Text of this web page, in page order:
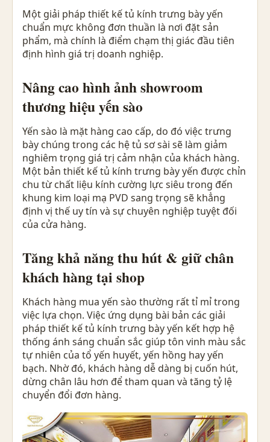
Một giải pháp thiết kế tủ kính trưng bày yến
chuẩn mực không đơn thuần là nơi đặt sản
phẩm, mà chính là điểm chạm thị giác đầu tiên
định hình giá trị doanh nghiệp.
Nâng cao hình ảnh showroom
thương hiệu yến sào
Yến sào là mặt hàng cao cấp, do đó việc trưng
bày chúng trong các hệ tủ sơ sài sẽ làm giảm
nghiêm trọng giá trị cảm nhận của khách hàng.
Một bản thiết kế tủ kính trưng bày yến được chỉn
chu từ chất liệu kính cường lực siêu trong đến
khung kim loại mạ PVD sang trọng sẽ khẳng
định vị thế uy tín và sự chuyên nghiệp tuyệt đối
của cửa hàng.
Tăng khả năng thu hút & giữ chân
khách hàng tại shop
Khách hàng mua yến sào thường rất tỉ mỉ trong
việc lựa chọn. Việc ứng dụng bài bản các giải
pháp thiết kế tủ kính trưng bày yến kết hợp hệ
thống ánh sáng chuẩn sắc giúp tôn vinh màu sắc
tự nhiên của tổ yến huyết, yến hồng hay yến
bạch. Nhờ đó, khách hàng dễ dàng bị cuốn hút,
dừng chân lâu hơn để tham quan và tăng tỷ lệ
chuyển đổi đơn hàng.